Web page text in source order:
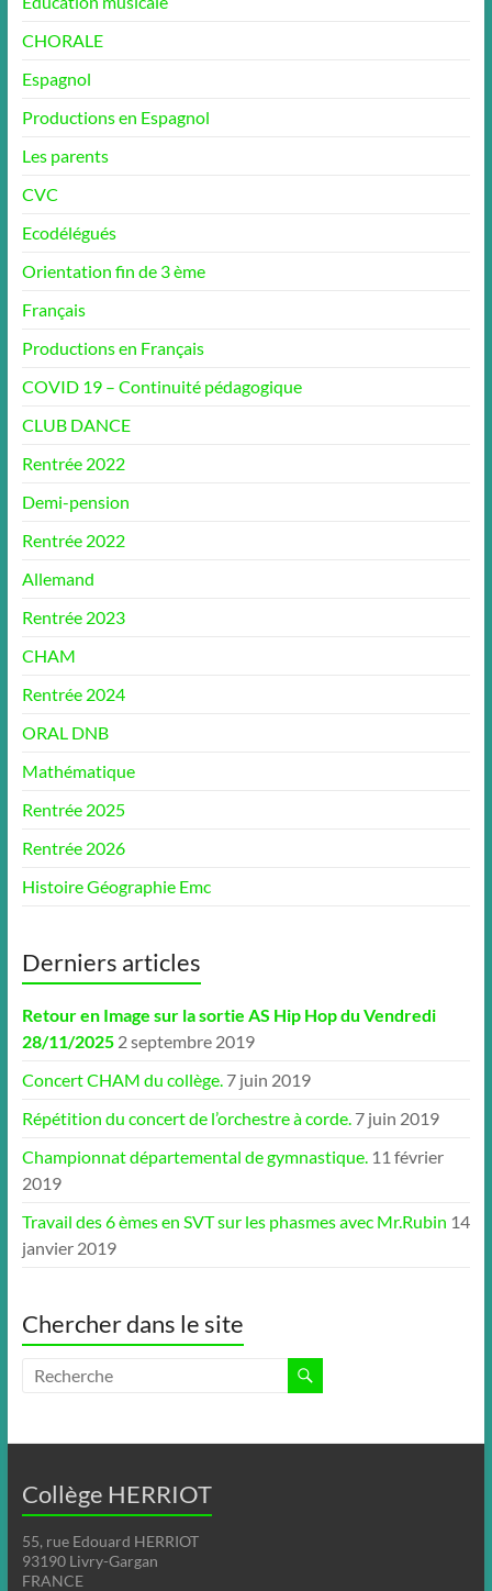
CHORALE
Espagnol
Productions en Espagnol
Les parents
CVC
Ecodélégués
Orientation fin de 3 ème
Français
Productions en Français
COVID 19 – Continuité pédagogique
CLUB DANCE
Rentrée 2022
Demi-pension
Rentrée 2022
Allemand
Rentrée 2023
CHAM
Rentrée 2024
ORAL DNB
Mathématique
Rentrée 2025
Rentrée 2026
Histoire Géographie Emc
Derniers articles
Retour en Image sur la sortie AS Hip Hop du Vendredi
28/11/2025 2 septembre 2019
Concert CHAM du collège. 7 juin 2019
Répétition du concert de l’orchestre à corde. 7 juin 2019
Championnat départemental de gymnastique. 11 février
2019
Travail des 6 èmes en SVT sur les phasmes avec Mr.Rubin 14
janvier 2019
Chercher dans le site
Collège HERRIOT
55, rue Edouard HERRIOT
93190 Livry-Gargan
FRANCE